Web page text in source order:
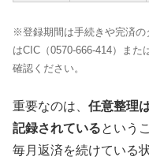
※登録期間は手続きや完済の
はCIC（0570-666-414）また
確認ください。
重要なのは、 任意整理
記録されているという
毎月返済を続けている